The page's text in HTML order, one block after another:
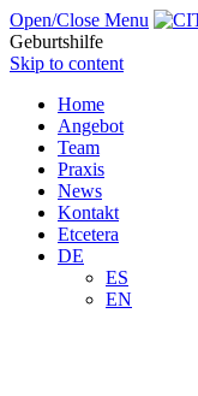
Open/Close Menu
Geburtshilfe
Skip to content
Home
Angebot
Team
Praxis
News
Kontakt
Etcetera
DE
ES
EN